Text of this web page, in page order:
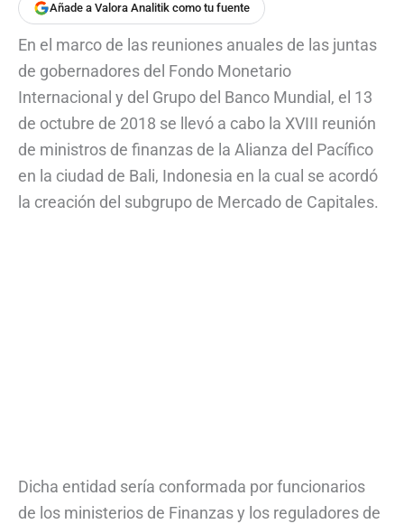
Añade a Valora Analitik como tu fuente
En el marco de las reuniones anuales de las juntas
de gobernadores del Fondo Monetario
Internacional y del Grupo del Banco Mundial, el 13
de octubre de 2018 se llevó a cabo la XVIII reunión
de ministros de finanzas de la Alianza del Pacífico
en la ciudad de Bali, Indonesia en la cual se acordó
la creación del subgrupo de Mercado de Capitales.
Dicha entidad sería conformada por funcionarios
de los ministerios de Finanzas y los reguladores de